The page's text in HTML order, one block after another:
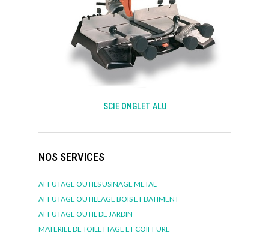
SCIE ONGLET ALU
NOS SERVICES
AFFUTAGE OUTILS USINAGE METAL
AFFUTAGE OUTILLAGE BOIS ET BATIMENT
AFFUTAGE OUTIL DE JARDIN
MATERIEL DE TOILETTAGE ET COIFFURE